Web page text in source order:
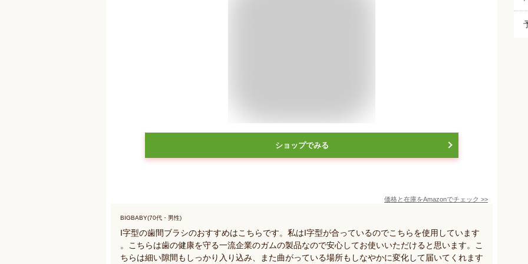
ショップでみる
価格と在庫をAmazonでチェック >>
BIGBABY(70代・男性)
I字型の歯間ブラシのおすすめはこちらです。私はI字型が合っているのでこちらを使用しています
。こちらは歯の健康を守る一流企業のガムの製品なので安心してお使いいただけると思います。こ
ちらは細い隙間もしっかり入り込み、また曲がっている場所もしなやかに変化して届いてくれます